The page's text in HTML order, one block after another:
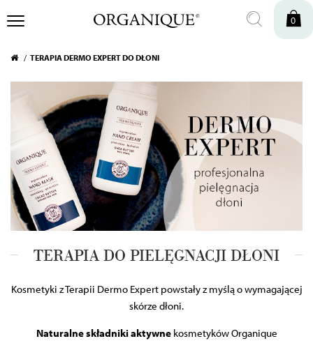
0
TERAPIA DERMO EXPERT DO DŁONI
TERAPIA DO PIELĘGNACJI DŁONI
Kosmetyki z Terapii Dermo Expert powstały z myślą o wymagającej
skórze dłoni.
Naturalne składniki aktywnekosmetyków Organique